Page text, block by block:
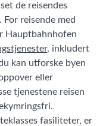
de reisendes
reisende med
Hauptbahnhofen
, inkludert
kan utforske byen
eller
tjenestene reisen
fasiliteter, er